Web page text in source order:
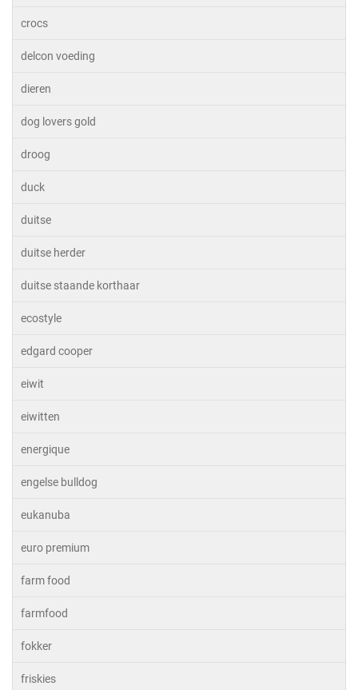
crocs
delcon voeding
dieren
dog lovers gold
droog
duck
duitse
duitse herder
duitse staande korthaar
ecostyle
edgard cooper
eiwit
eiwitten
energique
engelse bulldog
eukanuba
euro premium
farm food
farmfood
fokker
friskies